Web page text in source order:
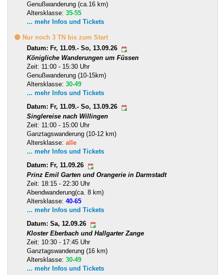
Genußwanderung (ca.16 km)
Altersklasse: 35-55
... mehr Infos und Tickets
🟡 Nur noch 3 TN bis zum Start
Datum: Fr, 11.09.- So, 13.09.26
Königliche Wanderungen um Füssen
Zeit: 11:00 - 15:30 Uhr
Genußwanderung (10-15km)
Altersklasse: 30-49
... mehr Infos und Tickets
Datum: Fr, 11.09.- So, 13.09.26
Singlereise nach Willingen
Zeit: 11:00 - 15:00 Uhr
Ganztagswanderung (10-12 km)
Altersklasse: alle
... mehr Infos und Tickets
Datum: Fr, 11.09.26
Prinz Emil Garten und Orangerie in Darmstadt
Zeit: 18:15 - 22:30 Uhr
Abendwanderung(ca. 8 km)
Altersklasse: 40-65
... mehr Infos und Tickets
Datum: Sa, 12.09.26
Kloster Eberbach und Hallgarter Zange
Zeit: 10:30 - 17:45 Uhr
Ganztagswanderung (16 km)
Altersklasse: 30-49
... mehr Infos und Tickets